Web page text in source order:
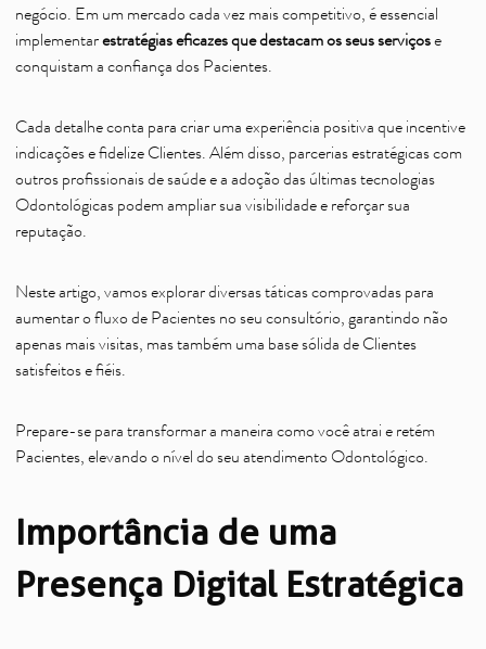
negócio. Em um mercado cada vez mais competitivo, é essencial
implementarestratégias eficazes que destacam os seus serviçose
conquistam a confiança dos Pacientes.
Cada detalhe conta para criar uma experiência positiva que incentive
indicações e fidelize Clientes. Além disso, parcerias estratégicas com
outros profissionais de saúde e a adoção das últimas tecnologias
Odontológicas podem ampliar sua visibilidade e reforçar sua
reputação.
Neste artigo, vamos explorar diversas táticas comprovadas para
aumentar o fluxo de Pacientes no seu consultório, garantindo não
apenas mais visitas, mas também uma base sólida de Clientes
satisfeitos e fiéis.
Prepare-se para transformar a maneira como você atrai e retém
Pacientes, elevando o nível do seu atendimento Odontológico.
Importância de uma
Presença Digital Estratégica